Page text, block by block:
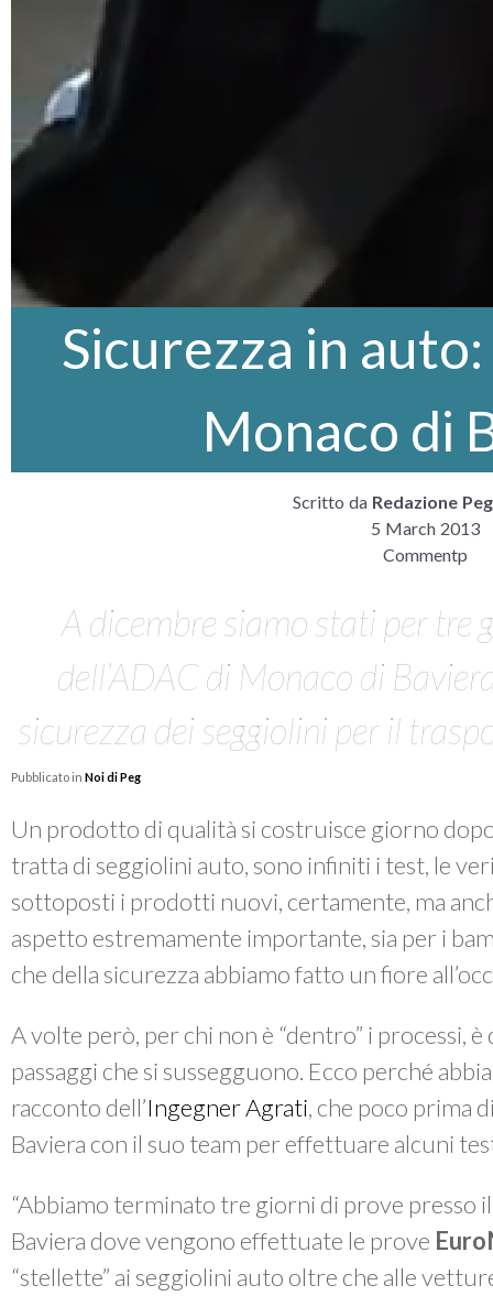
Sicurezza in
Monaco di
Scritto da Redazione
5 March 2013
Commentp
A dicembre siamo stati per tre
dell’ADAC di Monaco di
sicurezza dei seggiolini per il
Pubblicato in Noi di Peg
Un prodotto di qualità si costruisce giorno
tratta di seggiolini auto, sono infiniti i test, le
sottoposti i prodotti nuovi, certamente, ma
aspetto estremamente importante, sia per i
che della sicurezza abbiamo fatto un fiore
A volte però, per chi non è “dentro” i processi,
passaggi che si sussegguono. Ecco perché
racconto dell’Ingegner Agrati, che poco prima
Baviera con il suo team per effettuare alcuni
“Abbiamo terminato tre giorni di prove presso
Baviera dove vengono effettuate le prove
“stellette” ai seggiolini auto oltre che alle